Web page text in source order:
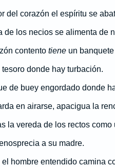
del corazón el espíritu se
los necios se alimenta de
contento tieneun banquete
donde hay turbación.
de buey engordado donde
en airarse, apacigua la
la vereda de los rectos como
a su madre.
hombre entendido camina